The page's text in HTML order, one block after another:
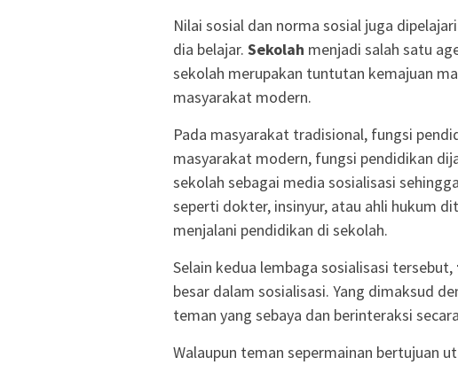
Nilai sosial dan norma sosial juga
dia belajar. Sekolah menjadi salah satu
sekolah merupakan tuntutan kemajuan
masyarakat modern.
Pada masyarakat tradisional, fungsi
masyarakat modern, fungsi pendidikan
sekolah sebagai media sosialisasi
seperti dokter, insinyur, atau ahli hukum
menjalani pendidikan di sekolah.
Selain kedua lembaga sosialisasi tersebut,
besar dalam sosialisasi. Yang dimaksud
teman yang sebaya dan berinteraksi
Walaupun teman sepermainan bertujuan